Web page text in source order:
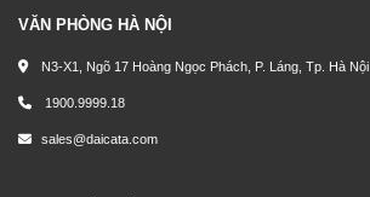
VĂN PHÒNG HÀ NỘI
N3-X1, Ngõ 17 Hoàng Ngọc Phách, P. Láng, Tp. Hà Nội
1900.9999.18
sales@daicata.com